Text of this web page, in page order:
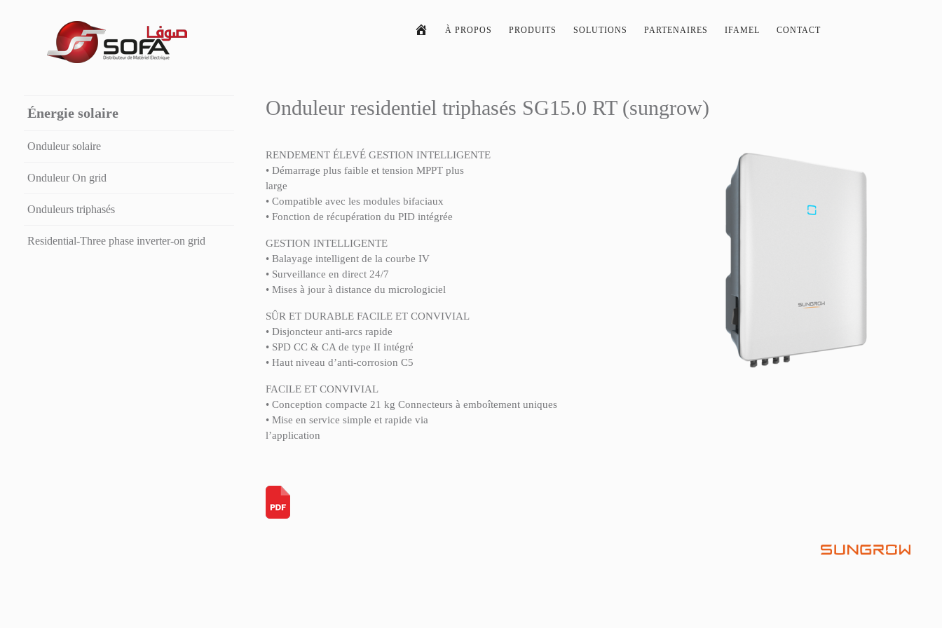
À PROPOS PRODUITS SOLUTIONS PARTENAIRES IFAMEL CONTACT
Énergie solaire
Onduleur solaire
Onduleur On grid
Onduleurs triphasés
Residential-Three phase inverter-on grid
Onduleur residentiel triphasés SG15.0 RT (sungrow)
RENDEMENT ÉLEVÉ GESTION INTELLIGENTE
• Démarrage plus faible et tension MPPT plus
large
• Compatible avec les modules bifaciaux
• Fonction de récupération du PID intégrée
GESTION INTELLIGENTE
• Balayage intelligent de la courbe IV
• Surveillance en direct 24/7
• Mises à jour à distance du micrologiciel
SÛR ET DURABLE FACILE ET CONVIVIAL
• Disjoncteur anti-arcs rapide
• SPD CC & CA de type II intégré
• Haut niveau d’anti-corrosion C5
FACILE ET CONVIVIAL
• Conception compacte 21 kg Connecteurs à emboîtement uniques
• Mise en service simple et rapide via
l’application